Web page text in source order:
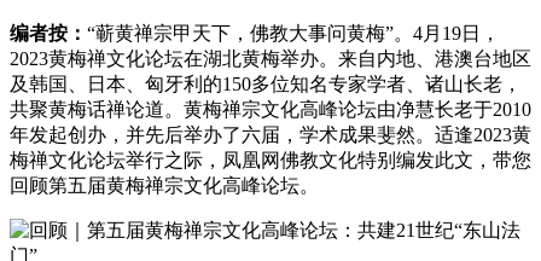
编者按： “蕲黄禅宗甲天下，佛教大事问黄梅”。4月19日，
2023黄梅禅文化论坛在湖北黄梅举办。来自内地、港澳台地区
及韩国、日本、匈牙利的150多位知名专家学者、诸山长老，
共聚黄梅话禅论道。黄梅禅宗文化高峰论坛由净慧长老于2010
年发起创办，并先后举办了六届，学术成果斐然。适逢2023黄
梅禅文化论坛举行之际，凤凰网佛教文化特别编发此文，带您
回顾第五届黄梅禅宗文化高峰论坛。